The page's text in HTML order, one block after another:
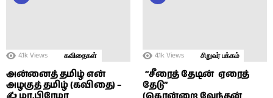
4.1k Views கவிதைகள்
அன்னைத் தமிழ் என்
அழகுத் தமிழ் (கவிதை) –
4.1k Views சிறுவர் பக்கம்
“சீரைத் தேடின் ஏரைத்
தேடு”